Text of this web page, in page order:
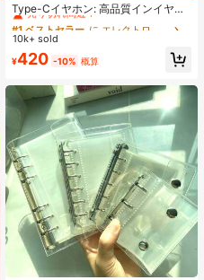
Type-Cイヤホン: 高品質インイヤー
ヘッドホン、3ボタンインラインコ
ントロール内蔵、音楽再生、通話応
答、音量調整が簡単。17/16/15シリ
ーズ、Plus、Pro、Pro Maxモデル対
売り切れ間近！
#1 ベストセラー
売り切れ間近！
#1 ベストセラー
売り切れ間近！
#1 ベストセラー
10k+ sold
¥420 -10% 概算
#1 ベストセラー
マルチカラー バインダー